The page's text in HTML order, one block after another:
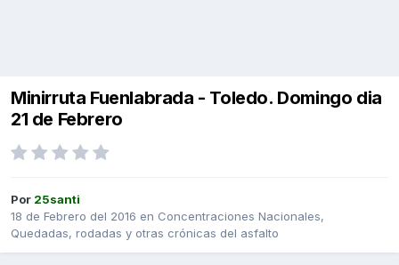
Minirruta Fuenlabrada - Toledo. Domingo dia
21 de Febrero
Por 25santi
18 de Febrero del 2016 en Concentraciones Nacionales,
Quedadas, rodadas y otras crónicas del asfalto